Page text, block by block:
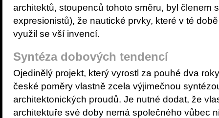
architektů, stoupenců tohoto směru, byl členem
expresionistů), že nautické prvky, které v té
využil se vší invencí.
Syntéza dobových tendencí
Ojedinělý projekt, který vyrostl za pouhé dva
české poměry vlastně zcela výjimečnou
architektonických proudů. Je nutné dodat, že
architektuře své doby nemá společného vůbec